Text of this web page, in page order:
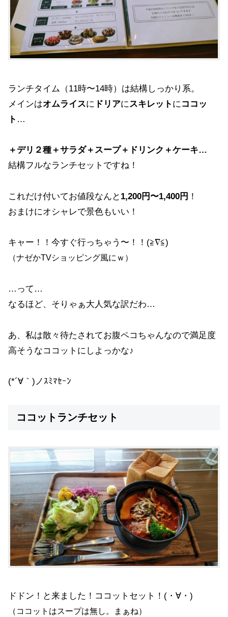
ランチタイム（11時〜14時）は結構しっかり系。
メインはオムライスに ドリアに スキレット に ココッ
ト …
＋デリ２種＋サラダ＋スープ＋ドリンク＋ケーキ…
結構フルなランチセットですね！
これだけ付いてお値段なんと 1,200円〜1,400円 ！
おまけにオシャレで景色もいい！
キャー！！今すぐ行っちゃう〜！！(≧∇≦)
（ナゼかTVショッピング風にｗ）
…って…
なるほど、そりゃぁ大人気な訳だわ…
あ、私は散々待たされてお腹ペコちゃんなので満足度
高そうなココットにしよっかな♪
(*´∀｀)ノｽﾐﾏｾｰﾝ
ココットランチセット
ドドン！と来ました！ココットセット！(・∀・)
（ココットはスープは無し。まぁね）